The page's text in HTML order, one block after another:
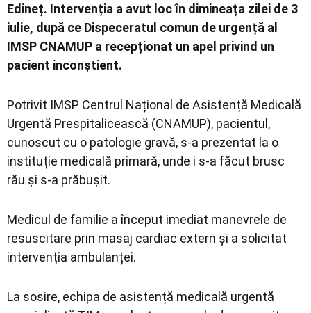
Edineț. Intervenția a avut loc în dimineața zilei de 3
iulie, după ce Dispeceratul comun de urgență al
IMSP CNAMUP a recepționat un apel privind un
pacient inconștient.
Potrivit IMSP Centrul Național de Asistență Medicală
Urgentă Prespitalicească (CNAMUP), pacientul,
cunoscut cu o patologie gravă, s-a prezentat la o
instituție medicală primară, unde i s-a făcut brusc
rău și s-a prăbușit.
Medicul de familie a început imediat manevrele de
resuscitare prin masaj cardiac extern și a solicitat
intervenția ambulanței.
La sosire, echipa de asistență medicală urgentă